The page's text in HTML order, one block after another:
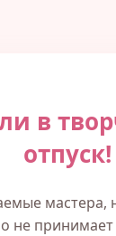
в
мастера,
не принимает